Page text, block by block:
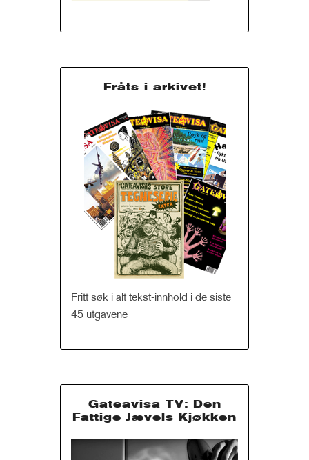
Fråts i arkivet!
Fritt søk i alt tekst-innhold i de siste
45 utgavene
Gateavisa TV: Den
Fattige Jævels Kjøkken